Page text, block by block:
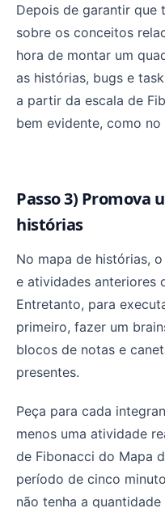
Depois de garantir que
sobre os conceitos
hora de montar um
as histórias, bugs e
a partir da escala de
bem evidente, como
Passo 3) Promova
histórias
No mapa de histórias,
e atividades anteriores
Entretanto, para
primeiro, fazer um
blocos de notas e
presentes.
Peça para cada
menos uma atividade
de Fibonacci do Mapa
período de cinco
não tenha a